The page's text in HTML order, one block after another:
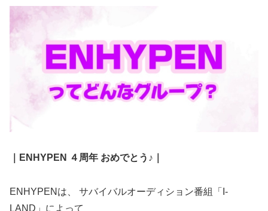
｜ENHYPEN ４周年 おめでとう♪｜
ENHYPENは、 サバイバルオーディション番組「I-
LAND」によって